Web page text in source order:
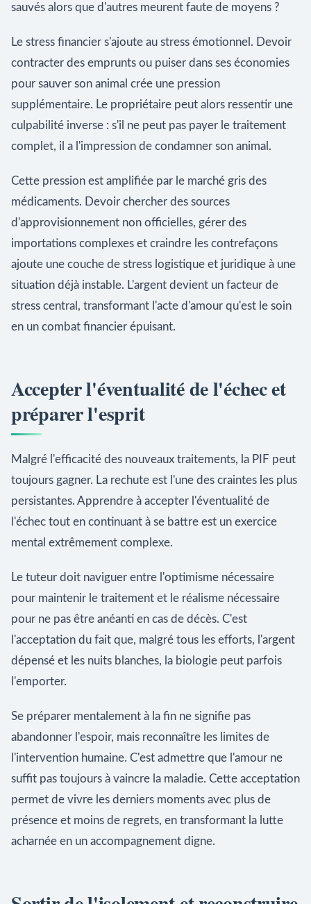
sauvés alors que d'autres meurent faute de moyens ?
Le stress financier s'ajoute au stress émotionnel. Devoir
contracter des emprunts ou puiser dans ses économies
pour sauver son animal crée une pression
supplémentaire. Le propriétaire peut alors ressentir une
culpabilité inverse : s'il ne peut pas payer le traitement
complet, il a l'impression de condamner son animal.
Cette pression est amplifiée par le marché gris des
médicaments. Devoir chercher des sources
d'approvisionnement non officielles, gérer des
importations complexes et craindre les contrefaçons
ajoute une couche de stress logistique et juridique à une
situation déjà instable. L'argent devient un facteur de
stress central, transformant l'acte d'amour qu'est le soin
en un combat financier épuisant.
Accepter l'éventualité de l'échec et
préparer l'esprit
Malgré l'efficacité des nouveaux traitements, la PIF peut
toujours gagner. La rechute est l'une des craintes les plus
persistantes. Apprendre à accepter l'éventualité de
l'échec tout en continuant à se battre est un exercice
mental extrêmement complexe.
Le tuteur doit naviguer entre l'optimisme nécessaire
pour maintenir le traitement et le réalisme nécessaire
pour ne pas être anéanti en cas de décès. C'est
l'acceptation du fait que, malgré tous les efforts, l'argent
dépensé et les nuits blanches, la biologie peut parfois
l'emporter.
Se préparer mentalement à la fin ne signifie pas
abandonner l'espoir, mais reconnaître les limites de
l'intervention humaine. C'est admettre que l'amour ne
suffit pas toujours à vaincre la maladie. Cette acceptation
permet de vivre les derniers moments avec plus de
présence et moins de regrets, en transformant la lutte
acharnée en un accompagnement digne.